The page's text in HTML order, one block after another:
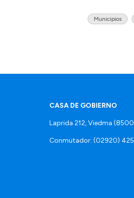
Municipios
CASA DE GOBIERNO
Laprida 212, Viedma
Conmutador: (02920)